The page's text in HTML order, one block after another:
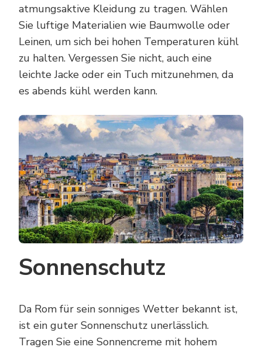
atmungsaktive Kleidung zu tragen. Wählen
Sie luftige Materialien wie Baumwolle oder
Leinen, um sich bei hohen Temperaturen kühl
zu halten. Vergessen Sie nicht, auch eine
leichte Jacke oder ein Tuch mitzunehmen, da
es abends kühl werden kann.
Sonnenschutz
Da Rom für sein sonniges Wetter bekannt ist,
ist ein guter Sonnenschutz unerlässlich.
Tragen Sie eine Sonnencreme mit hohem